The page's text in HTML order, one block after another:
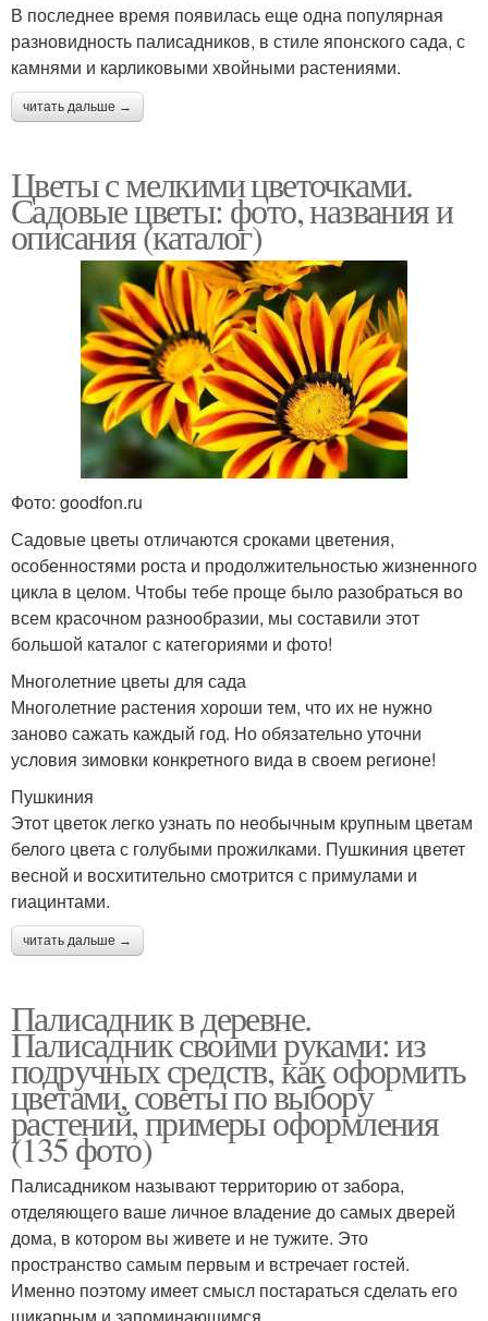
В последнее время появилась еще одна популярная
разновидность палисадников, в стиле японского сада, с
камнями и карликовыми хвойными растениями.
читать дальше →
Цветы с мелкими цветочками.
Садовые цветы: фото, названия и
описания (каталог)
Фото: goodfon.ru
Садовые цветы отличаются сроками цветения,
особенностями роста и продолжительностью жизненного
цикла в целом. Чтобы тебе проще было разобраться во
всем красочном разнообразии, мы составили этот
большой каталог с категориями и фото!
Многолетние цветы для сада
Многолетние растения хороши тем, что их не нужно
заново сажать каждый год. Но обязательно уточни
условия зимовки конкретного вида в своем регионе!
Пушкиния
Этот цветок легко узнать по необычным крупным цветам
белого цвета с голубыми прожилками. Пушкиния цветет
весной и восхитительно смотрится с примулами и
гиацинтами.
читать дальше →
Палисадник в деревне.
Палисадник своими руками: из
подручных средств, как оформить
цветами, советы по выбору
растений, примеры оформления
(135 фото)
Палисадником называют территорию от забора,
отделяющего ваше личное владение до самых дверей
дома, в котором вы живете и не тужите. Это
пространство самым первым и встречает гостей.
Именно поэтому имеет смысл постараться сделать его
шикарным и запоминающимся.